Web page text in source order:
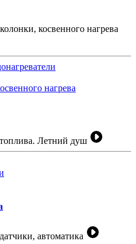
косвенного нагрева
нагрева
Летний душ
автоматика